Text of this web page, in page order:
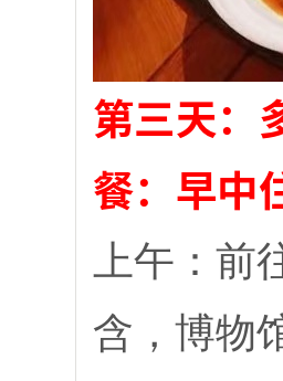
第三天
餐：早中
上午：
含，博物